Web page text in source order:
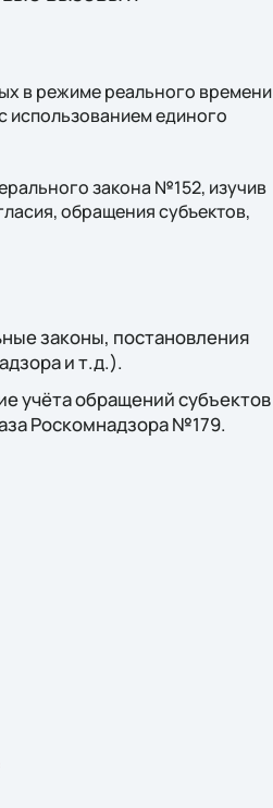
в режиме реального времени
использованием единого
закона №152, изучив
обращения субъектов,
законы, постановления
и т.д.).
учёта обращений субъектов
Роскомнадзора №179.